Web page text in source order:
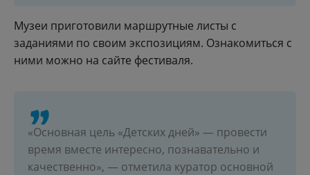
Музеи приготовили маршрутные листы с
заданиями по своим экспозициям. Ознакомиться с
ними можно на сайте фестиваля.
«Основная цель «‎Детских дней» — провести
время вместе интересно, познавательно и
качественно», — отметила куратор основной